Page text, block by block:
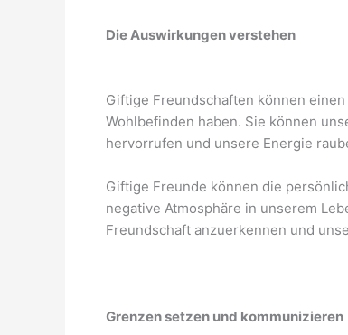
Die Auswirkungen verstehen
Giftige Freundschaften können
Wohlbefinden haben. Sie können
hervorrufen und unsere Energie
Giftige Freunde können die
negative Atmosphäre in unserem
Freundschaft anzuerkennen und
Grenzen setzen und kommunizieren